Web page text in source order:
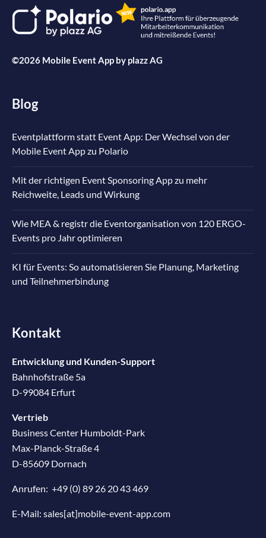
©2026 Mobile Event App by plazz AG
Blog
Eventplattform statt Event App: Der Wechsel von der
Mobile Event App zu Polario
Mit der richtigen Event Sponsoring App zu mehr
Reichweite, Leads und Wirkung
Wie MEA & registr die Eventorganisation von 120 ERGO-
Events pro Jahr optimieren
KI für Events: So automatisieren Sie Planung, Marketing
und Teilnehmerbindung
Kontakt
Entwicklung und Kunden-Support
Bahnhofstraße 5a
D-99084 Erfurt
Vertrieb
Business Center Humboldt-Park
Max-Planck-Straße 4
D-85609 Dornach
Anrufen: +49 (0) 89 26 20 43 469
E-Mail: sales[at]mobile-event-app.com